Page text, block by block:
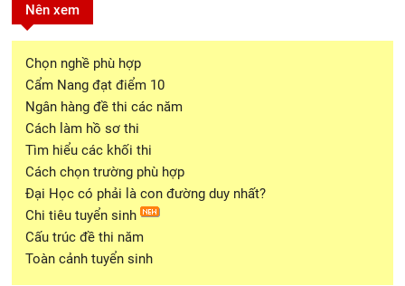
Nên xem
Chọn nghề phù hợp
Cẩm Nang đạt điểm 10
Ngân hàng đề thi các năm
Cách làm hồ sơ thi
Tìm hiểu các khối thi
Cách chọn trường phù hợp
Đại Học có phải là con đường duy nhất?
Chi tiêu tuyển sinh
Cấu trúc đề thi năm
Toàn cảnh tuyển sinh